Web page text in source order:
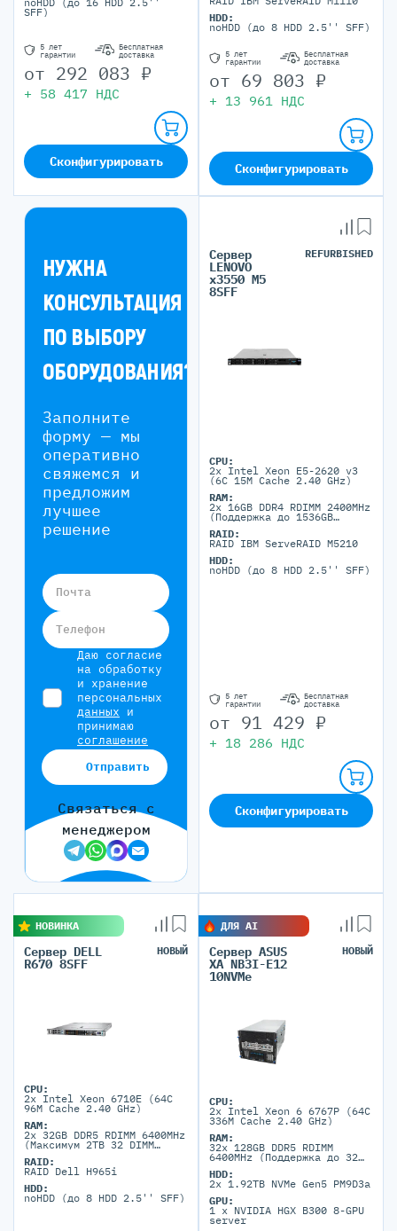
SFF)
5 лет
гарантии
Бесплатная
доставка
от 292 083 ₽
+ 58 417 НДС
Сконфигурировать
HDD:
noHDD (до 8 HDD 2.5'' SFF)
5 лет
гарантии
Бесплатная
доставка
от 69 803 ₽
+ 13 961 НДС
Сконфигурировать
НУЖНА
КОНСУЛЬТАЦИЯ
ПО ВЫБОРУ
ОБОРУДОВАНИЯ?
Заполните
форму — мы
оперативно
свяжемся и
предложим
лучшее
решение
Почта
Телефон
Даю согласие
на обработку
и хранение
персональных
данных и
принимаю
соглашение
Отправить
Связаться с
менеджером
Сервер
LENOVO
x3550 M5
8SFF
REFURBISHED
CPU:
2x Intel Xeon E5-2620 v3
(6C 15M Cache 2.40 GHz)
RAM:
2x 16GB DDR4 RDIMM 2400MHz
(Поддержка до 1536GB
портов)
RAID:
RAID IBM ServeRAID M5210
HDD:
noHDD (до 8 HDD 2.5'' SFF)
5 лет
гарантии
Бесплатная
доставка
от 91 429 ₽
+ 18 286 НДС
Сконфигурировать
НОВИНКА
Сервер DELL
R670 8SFF
НОВЫЙ
CPU:
2x Intel Xeon 6710E (64C
96M Cache 2.40 GHz)
RAM:
2x 32GB DDR5 RDIMM 6400MHz
(Максимум 2TB 32 DIMM
RAID:
RAID Dell H965i
HDD:
noHDD (до 8 HDD 2.5'' SFF)
ДЛЯ AI
Сервер ASUS
XA NB3I-E12
10NVMe
НОВЫЙ
CPU:
2x Intel Xeon 6 6767P (64C
336M Cache 2.40 GHz)
RAM:
32х 128GB DDR5 RDIMM
6400MHz (Поддержка до 32
HDD:
2x 1.92TB NVMe Gen5 PM9D3a
GPU:
1 x NVIDIA HGX B300 8-GPU
server